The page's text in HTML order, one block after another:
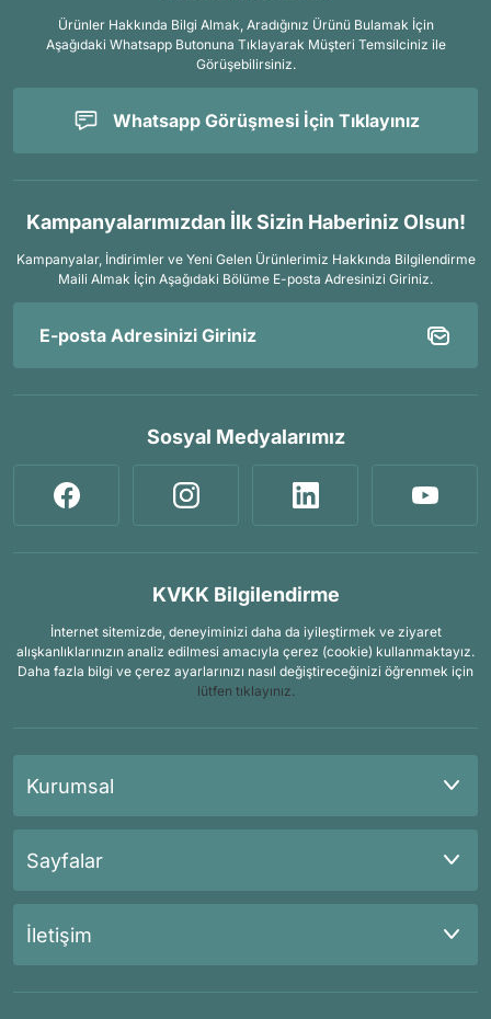
Ürünler Hakkında Bilgi Almak, Aradığınız Ürünü Bulamak İçin
Aşağıdaki Whatsapp Butonuna Tıklayarak Müşteri Temsilciniz ile
Görüşebilirsiniz.
Whatsapp Görüşmesi İçin Tıklayınız
Kampanyalarımızdan İlk Sizin Haberiniz Olsun!
Kampanyalar, İndirimler ve Yeni Gelen Ürünlerimiz Hakkında Bilgilendirme
Maili Almak İçin Aşağıdaki Bölüme E-posta Adresinizi Giriniz.
Sosyal Medyalarımız
KVKK Bilgilendirme
İnternet sitemizde, deneyiminizi daha da iyileştirmek ve ziyaret
alışkanlıklarınızın analiz edilmesi amacıyla çerez (cookie) kullanmaktayız.
Daha fazla bilgi ve çerez ayarlarınızı nasıl değiştireceğinizi öğrenmek için
lütfen tıklayınız.
Kurumsal
Sayfalar
İletişim